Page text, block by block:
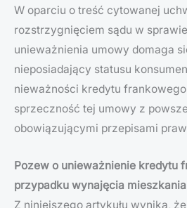
W oparciu o treść cytowanej
rozstrzygnięciem sądu w
unieważnienia umowy domaga
nieposiadający statusu
nieważności kredytu
sprzeczność tej umowy z
obowiązującymi przepisami
Pozew o unieważnienie kredytu
przypadku wynajęcia mieszkania
Z niniejszego artykułu wynika,